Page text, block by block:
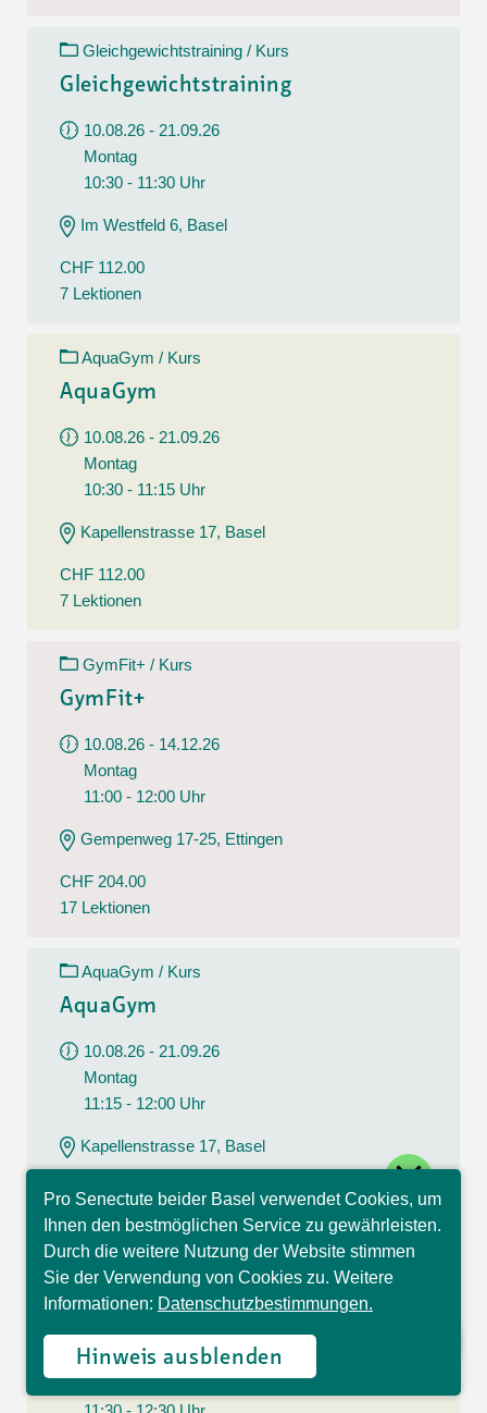
Gleichgewichtstraining / Kurs
Gleichgewichtstraining
10.08.26 - 21.09.26
Montag
10:30 - 11:30 Uhr
Im Westfeld 6, Basel
CHF 112.00
7 Lektionen
AquaGym / Kurs
AquaGym
10.08.26 - 21.09.26
Montag
10:30 - 11:15 Uhr
Kapellenstrasse 17, Basel
CHF 112.00
7 Lektionen
GymFit+ / Kurs
GymFit+
10.08.26 - 14.12.26
Montag
11:00 - 12:00 Uhr
Gempenweg 17-25, Ettingen
CHF 204.00
17 Lektionen
AquaGym / Kurs
AquaGym
10.08.26 - 21.09.26
Montag
11:15 - 12:00 Uhr
Kapellenstrasse 17, Basel
CHF 112.00
7 Lektionen
Yoga / Kurs
Yoga
10.08.26 - 21.09.26
Montag
Pro Senectute beider Basel verwendet Cookies, um
Ihnen den bestmöglichen Service zu gewährleisten.
Durch die weitere Nutzung der Website stimmen
Sie der Verwendung von Cookies zu. Weitere
Informationen: Datenschutzbestimmungen.
Hinweis ausblenden
Hallo, ich bin Sophia und
beantworte gerne Ihre
Fragen.
close